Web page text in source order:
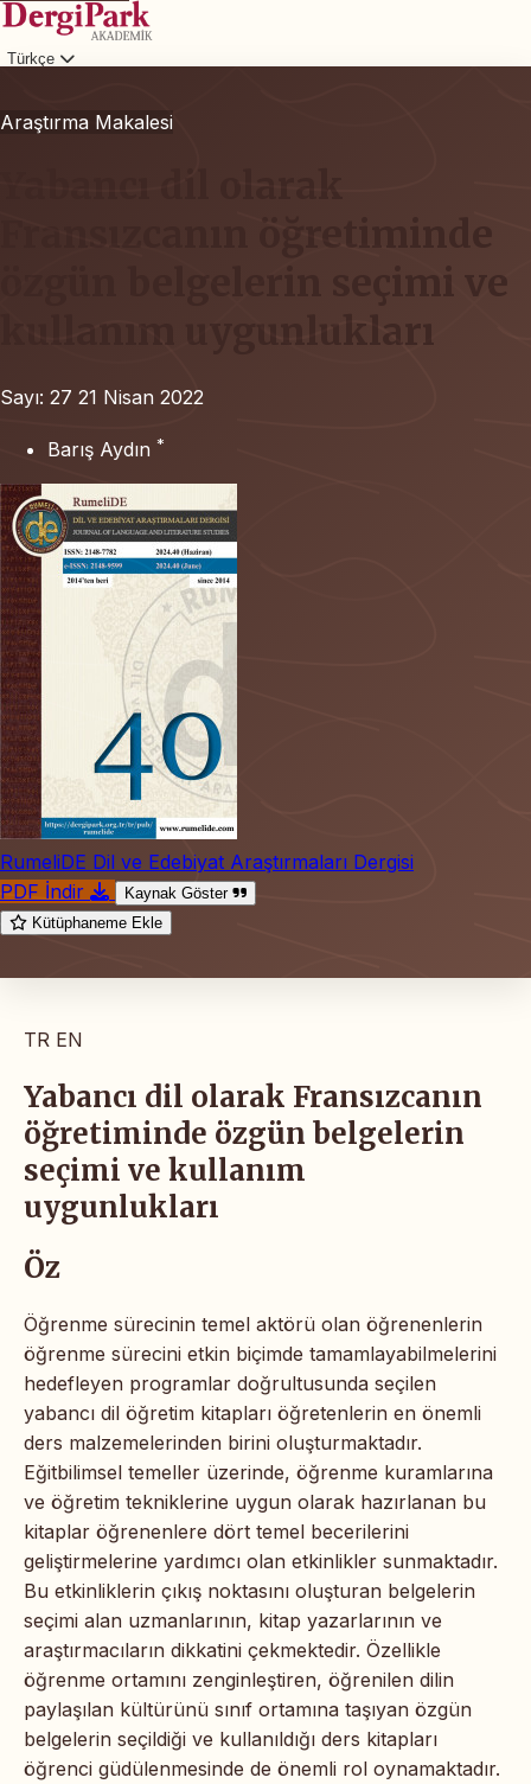
Türkçe
Araştırma Makalesi
Yabancı dil olarak
Fransızcanın öğretiminde
özgün belgelerin seçimi ve
kullanım uygunlukları
Sayı: 27 21 Nisan 2022
Barış Aydın *
RumeliDE Dil ve Edebiyat Araştırmaları Dergisi
PDF İndir
Kaynak Göster
Kütüphaneme Ekle
TR EN
Yabancı dil olarak Fransızcanın
öğretiminde özgün belgelerin
seçimi ve kullanım
uygunlukları
Öz
Öğrenme sürecinin temel aktörü olan öğrenenlerin
öğrenme sürecini etkin biçimde tamamlayabilmelerini
hedefleyen programlar doğrultusunda seçilen
yabancı dil öğretim kitapları öğretenlerin en önemli
ders malzemelerinden birini oluşturmaktadır.
Eğitbilimsel temeller üzerinde, öğrenme kuramlarına
ve öğretim tekniklerine uygun olarak hazırlanan bu
kitaplar öğrenenlere dört temel becerilerini
geliştirmelerine yardımcı olan etkinlikler sunmaktadır.
Bu etkinliklerin çıkış noktasını oluşturan belgelerin
seçimi alan uzmanlarının, kitap yazarlarının ve
araştırmacıların dikkatini çekmektedir. Özellikle
öğrenme ortamını zenginleştiren, öğrenilen dilin
paylaşılan kültürünü sınıf ortamına taşıyan özgün
belgelerin seçildiği ve kullanıldığı ders kitapları
öğrenci güdülenmesinde de önemli rol oynamaktadır.